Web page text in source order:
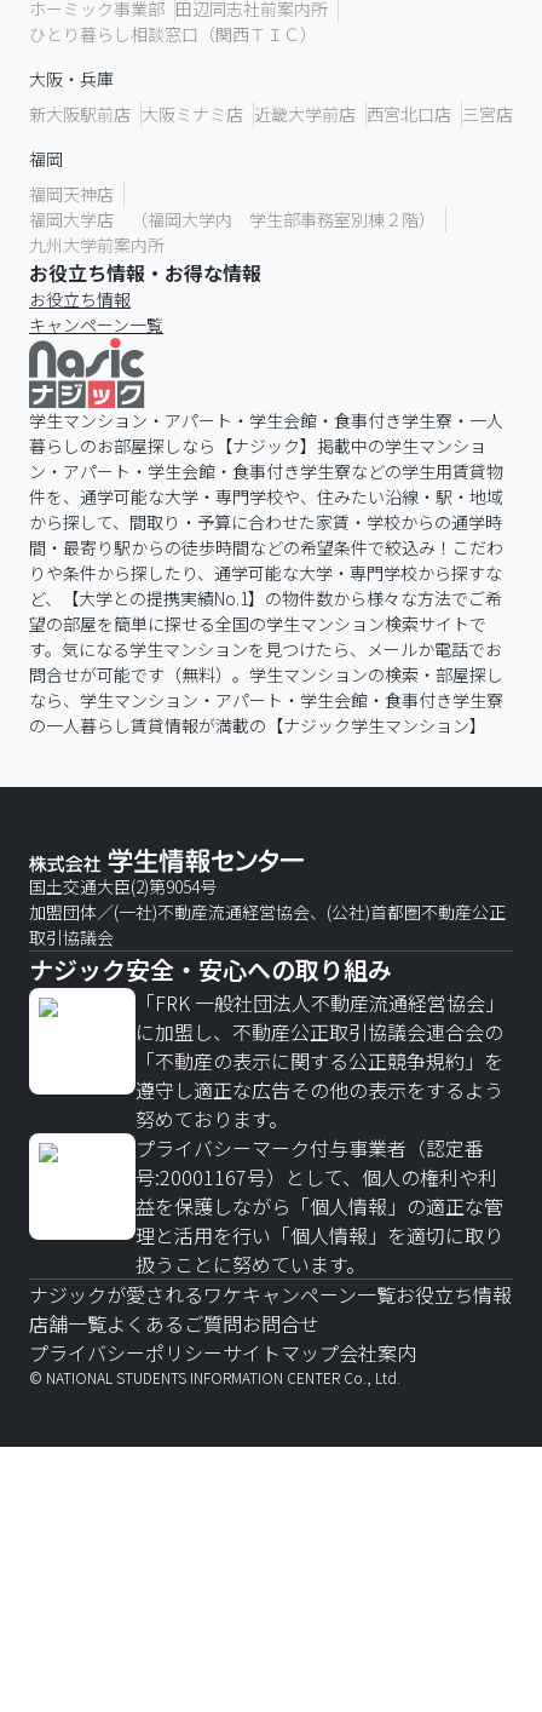
ホーミック事業部 田辺同志社前案内所
ひとり暮らし相談窓口（関西ＴＩＣ）
大阪・兵庫
新大阪駅前店 大阪ミナミ店 近畿大学前店 西宮北口店 三宮店
福岡
福岡天神店
福岡大学店 （福岡大学内 学生部事務室別棟２階）
九州大学前案内所
お役立ち情報・お得な情報
お役立ち情報
キャンペーン一覧
学生マンション・アパート・学生会館・食事付き学生寮・一人
暮らしのお部屋探しなら【ナジック】掲載中の学生マンショ
ン・アパート・学生会館・食事付き学生寮などの学生用賃貸物
件を、通学可能な大学・専門学校や、住みたい沿線・駅・地域
から探して、間取り・予算に合わせた家賃・学校からの通学時
間・最寄り駅からの徒歩時間などの希望条件で絞込み！こだわ
りや条件から探したり、通学可能な大学・専門学校から探すな
ど、【大学との提携実績No.1】の物件数から様々な方法でご希
望の部屋を簡単に探せる全国の学生マンション検索サイトで
す。気になる学生マンションを見つけたら、メールか電話でお
問合せが可能です（無料）。学生マンションの検索・部屋探し
なら、学生マンション・アパート・学生会館・食事付き学生寮
の一人暮らし賃貸情報が満載の【ナジック学生マンション】
国土交通大臣(2)第9054号
加盟団体／(一社)不動産流通経営協会、(公社)首都圏不動産公正
取引協議会
ナジック安全・安心への取り組み
「FRK 一般社団法人不動産流通経営協会」
に加盟し、不動産公正取引協議会連合会の
「不動産の表示に関する公正競争規約」を
遵守し適正な広告その他の表示をするよう
努めております。
プライバシーマーク付与事業者（認定番
号:20001167号）として、個人の権利や利
益を保護しながら「個人情報」の適正な管
理と活用を行い「個人情報」を適切に取り
扱うことに努めています。
ナジックが愛されるワケキャンペーン一覧お役立ち情報
店舗一覧よくあるご質問お問合せ
プライバシーポリシーサイトマップ会社案内
© NATIONAL STUDENTS INFORMATION CENTER Co., Ltd.